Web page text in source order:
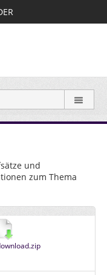
und
zum Thema